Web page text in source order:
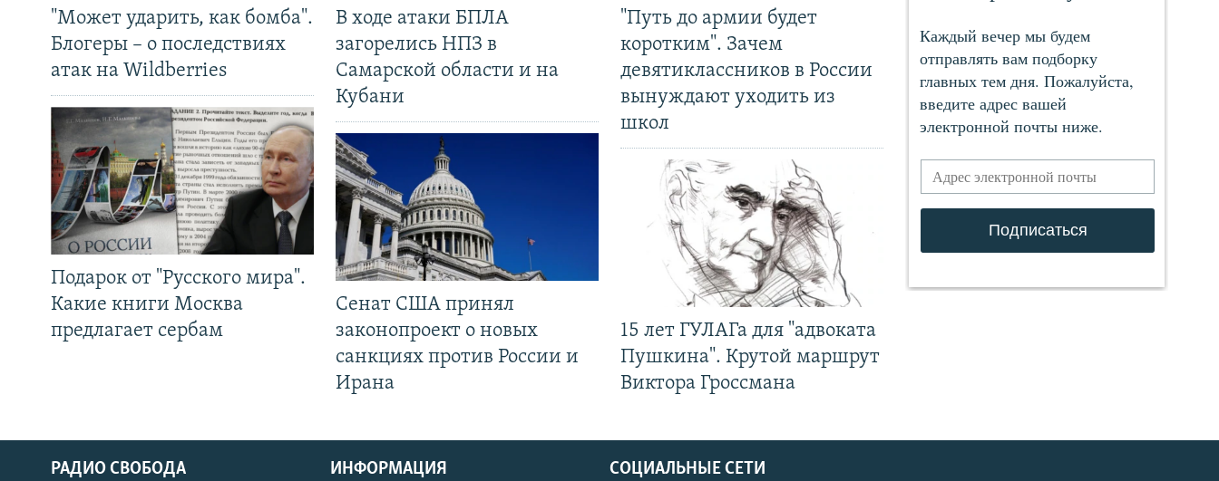
"Может ударить, как бомба".
Блогеры – о последствиях
атак на Wildberries
Подарок от "Русского мира".
Какие книги Москва
предлагает сербам
В ходе атаки БПЛА
загорелись НПЗ в
Самарской области и на
Кубани
Сенат США принял
законопроект о новых
санкциях против России и
Ирана
"Путь до армии будет
коротким". Зачем
девятиклассников в России
вынуждают уходить из
школ
15 лет ГУЛАГа для "адвоката
Пушкина". Крутой маршрут
Виктора Гроссмана
СОЦИАЛЬНЫЕ СЕТИ
РАДИО СВОБОДА ИНФОРМАЦИЯ